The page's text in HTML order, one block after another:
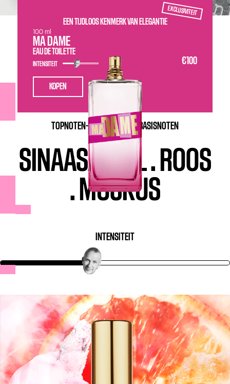
EXCLUSIVITEIT
EEN TIJDLOOS KENMERK VAN ELEGANTIE
MA DAME
EAU DE TOILETTE
€100
INTENSITEIT
100 ml
KOPEN
TOPNOTEN-MIDDENNOTEN- BASISNOTEN
SINAASAPPEL. ROOS
. MUSKUS
INTENSITEIT